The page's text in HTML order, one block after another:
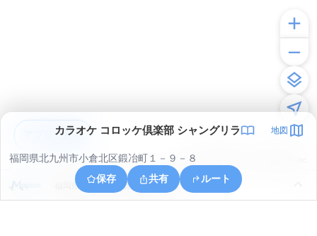
© ONE COMPATH © GeoTechnologies Inc.
カラオケ コロッケ倶楽部 シャングリラ 地図
福岡県北九州市小倉北区鍛冶町１－９－８
保存
共有 ルート
福岡県北九州市小倉北区今町１丁目４
アプリで見る